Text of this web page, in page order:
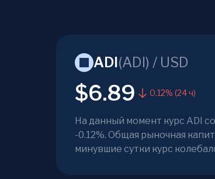
ADI(ADI) / USD
$6.89 0.12% (24 ч)
На данный момент курс ADI
-0.12%. Общая рыночная
минувшие сутки курс